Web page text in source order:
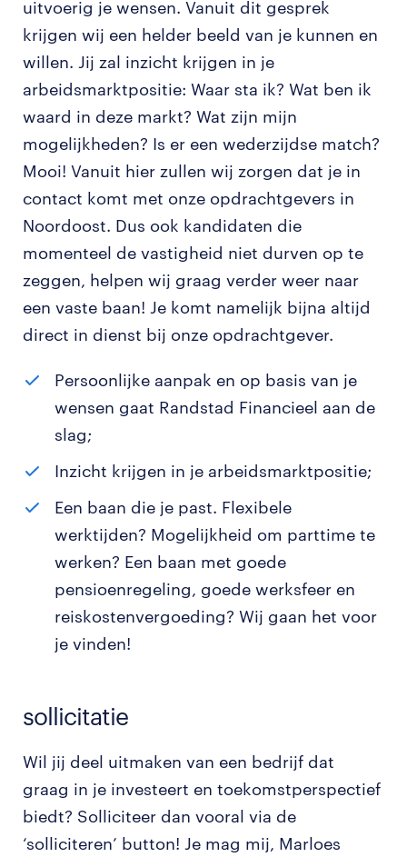
uitvoerig je wensen. Vanuit dit gesprek
krijgen wij een helder beeld van je kunnen en
willen. Jij zal inzicht krijgen in je
arbeidsmarktpositie: Waar sta ik? Wat ben ik
waard in deze markt? Wat zijn mijn
mogelijkheden? Is er een wederzijdse match?
Mooi! Vanuit hier zullen wij zorgen dat je in
contact komt met onze opdrachtgevers in
Noordoost. Dus ook kandidaten die
momenteel de vastigheid niet durven op te
zeggen, helpen wij graag verder weer naar
een vaste baan! Je komt namelijk bijna altijd
direct in dienst bij onze opdrachtgever.
Persoonlijke aanpak en op basis van je
wensen gaat Randstad Financieel aan de
slag;
Inzicht krijgen in je arbeidsmarktpositie;
Een baan die je past. Flexibele
werktijden? Mogelijkheid om parttime te
werken? Een baan met goede
pensioenregeling, goede werksfeer en
reiskostenvergoeding? Wij gaan het voor
je vinden!
sollicitatie
Wil jij deel uitmaken van een bedrijf dat
graag in je investeert en toekomstperspectief
biedt? Solliciteer dan vooral via de
‘solliciteren’ button! Je mag mij, Marloes